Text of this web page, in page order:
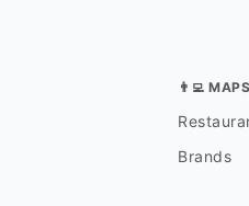
👨‍💻
Brands